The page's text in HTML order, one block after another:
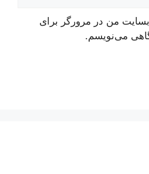
من در مرورگر برای
می‌نویسم.